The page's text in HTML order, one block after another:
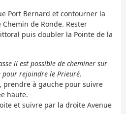
Port Bernard et contourner la
de Ronde. Rester
puis doubler la Pointe de la
il est possible de cheminer sur
rejoindre le Prieuré.
prendre à gauche pour suivre
haute.
et suivre par la droite Avenue